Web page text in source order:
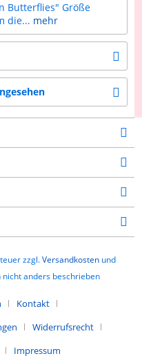
Butterflies" Größe
die... mehr
zzgl.Versandkosten und
anders beschrieben
Kontakt
Widerrufsrecht
Impressum